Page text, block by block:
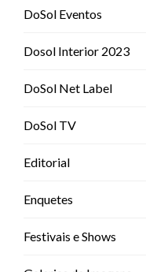
DoSol Eventos
Dosol Interior 2023
DoSol Net Label
DoSol TV
Editorial
Enquetes
Festivais e Shows